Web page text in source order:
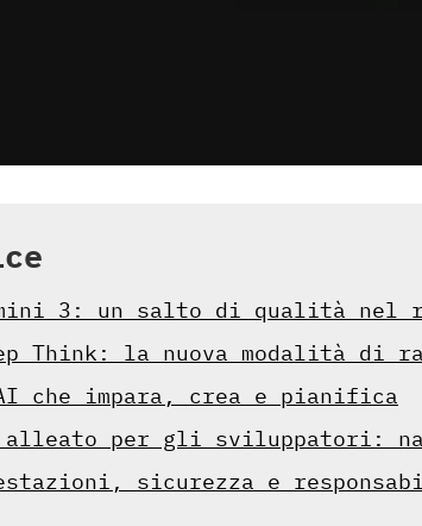
3: un salto di qualità nel
Think: la nuova modalità di
che impara, crea e pianifica
alleato per gli sviluppatori:
sicurezza e